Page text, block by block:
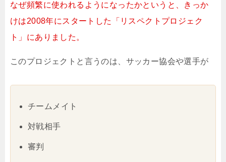
なぜ頻繁に使われるようになったかというと、きっか
けは2008年にスタートした「リスペクトプロジェク
ト」にありました。
このプロジェクトと言うのは、サッカー協会や選手が
チームメイト
対戦相手
審判